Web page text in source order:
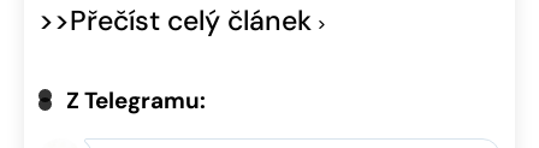
>>Přečíst celý článek
Z Telegramu: